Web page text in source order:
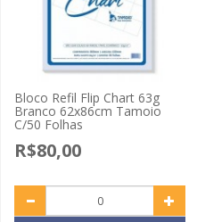
Bloco Refil Flip Chart 63g
Branco 62x86cm Tamoio
C/50 Folhas
R$80,00